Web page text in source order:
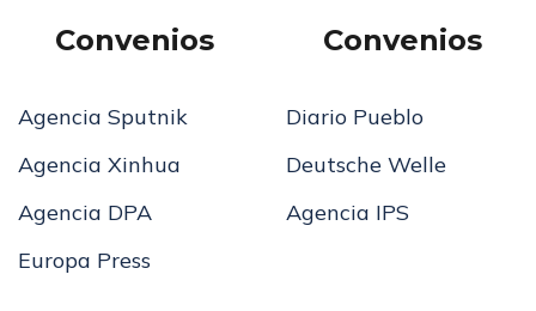
Convenios
Agencia Sputnik
Agencia Xinhua
Agencia DPA
Europa Press
Convenios
Diario Pueblo
Deutsche Welle
Agencia IPS